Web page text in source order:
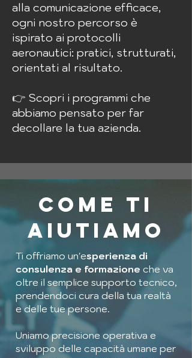
alla comunicazione efficace,
ogni nostro percorso è
ispirato ai protocolli
aeronautici: pratici, strutturati,
orientati al risultato.
👉 Scopri i programmi che
abbiamo pensato per far
decollare la tua azienda.
come ti
aiutiamo
Ti offriamo un'esperienza di
consulenza e formazione che va
oltre il semplice supporto tecnico,
prendendoci cura della tua realtà
e delle tue persone.
Uniamo precisione operativa e
sviluppo delle capacità umane per